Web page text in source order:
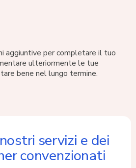
aggiuntive per completare il tuo
ulteriormente le tue
bene nel lungo termine.
servizi e dei
convenzionati